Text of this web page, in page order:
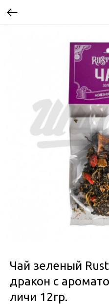
Чай зеленый
дракон с
личи 12гр.